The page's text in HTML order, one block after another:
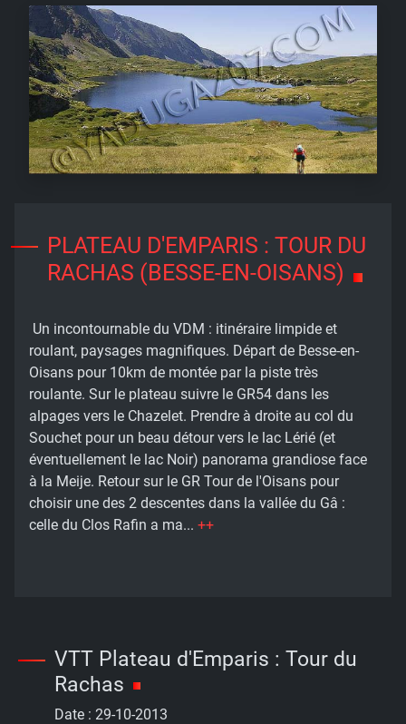
PLATEAU D'EMPARIS : TOUR DU
RACHAS (BESSE-EN-OISANS)
Un incontournable du VDM : itinéraire limpide et
roulant, paysages magnifiques. Départ de Besse-en-
Oisans pour 10km de montée par la piste très
roulante. Sur le plateau suivre le GR54 dans les
alpages vers le Chazelet. Prendre à droite au col du
Souchet pour un beau détour vers le lac Lérié (et
éventuellement le lac Noir) panorama grandiose face
à la Meije. Retour sur le GR Tour de l'Oisans pour
choisir une des 2 descentes dans la vallée du Gâ :
celle du Clos Rafin a ma... ++
VTT Plateau d'Emparis : Tour du
Rachas
Date : 29-10-2013